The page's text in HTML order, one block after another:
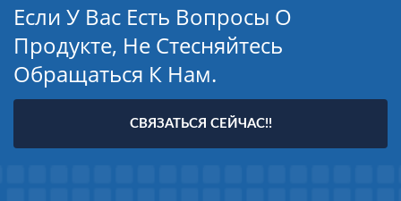
Если У Вас Есть Вопросы О
Продукте, Не Стесняйтесь
Обращаться К Нам.
СВЯЗАТЬСЯ СЕЙЧАС!!